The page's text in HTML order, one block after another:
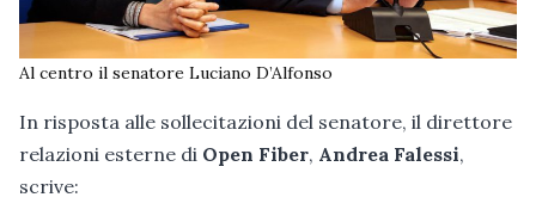
Al centro il senatore Luciano D’Alfonso
In risposta alle sollecitazioni del senatore, il direttore
relazioni esterne di Open Fiber, Andrea Falessi,
scrive: